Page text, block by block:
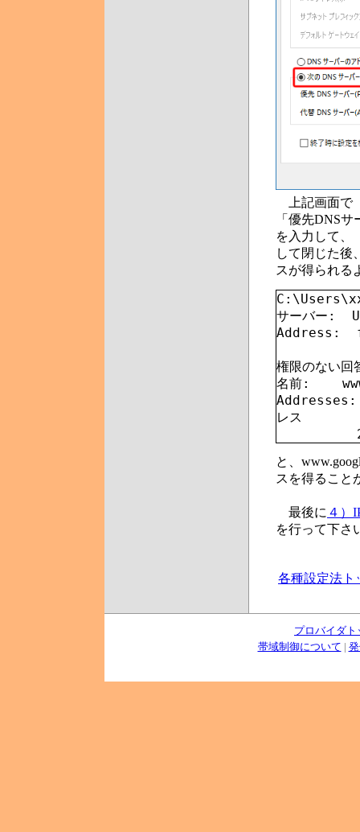
上記画面で
「優先DNS
を入力して、
して閉じた後
スが得られる
サーバー:
Address:
権限のない回
名前:
レス
と、
スを得ること
最後に ４）
を行って下さ
各種設定法ト
プロバイダト
帯域制御について